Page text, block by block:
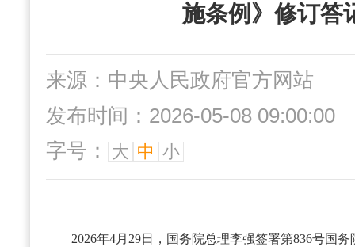
施条例》修订答
来源：中央人民政府官方网站
发布时间：2026-05-08 09:00:00
字号：
大 中 小
2026年4月29日，国务院总理李强签署第836号国